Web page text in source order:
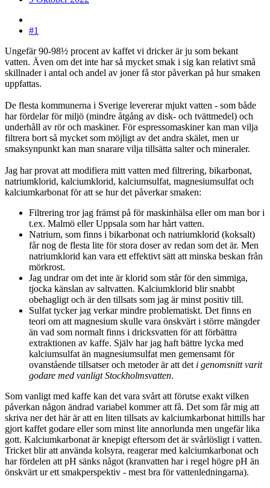
#1
Ungefär 90-98½ procent av kaffet vi dricker är ju som bekant
vatten. Även om det inte har så mycket smak i sig kan relativt små
skillnader i antal och andel av joner få stor påverkan på hur smaken
uppfattas.
De flesta kommunerna i Sverige levererar mjukt vatten - som både
har fördelar för miljö (mindre åtgång av disk- och tvättmedel) och
underhåll av rör och maskiner. För espressomaskiner kan man vilja
filtrera bort så mycket som möjligt av det andra skälet, men ur
smaksynpunkt kan man snarare vilja tillsätta salter och mineraler.
Jag har provat att modifiera mitt vatten med filtrering, bikarbonat,
natriumklorid, kalciumklorid, kalciumsulfat, magnesiumsulfat och
kalciumkarbonat för att se hur det påverkar smaken:
Filtrering tror jag främst på för maskinhälsa eller om man bor i
t.ex. Malmö eller Uppsala som har hårt vatten.
Natrium, som finns i bikarbonat och natriumklorid (koksalt)
får nog de flesta lite för stora doser av redan som det är. Men
natriumklorid kan vara ett effektivt sätt att minska beskan från
mörkrost.
Jag undrar om det inte är klorid som står för den simmiga,
tjocka känslan av saltvatten. Kalciumklorid blir snabbt
obehagligt och är den tillsats som jag är minst positiv till.
Sulfat tycker jag verkar mindre problematiskt. Det finns en
teori om att magnesium skulle vara önskvärt i större mängder
än vad som normalt finns i dricksvatten för att förbättra
extraktionen av kaffe. Själv har jag haft bättre lycka med
kalciumsulfat än magnesiumsulfat men gemensamt för
ovanstående tillsatser och metoder är att det i genomsnitt varit
godare med vanligt Stockholmsvatten.
Som vanligt med kaffe kan det vara svårt att förutse exakt vilken
påverkan någon ändrad variabel kommer att få. Det som får mig att
skriva ner det här är att en liten tillsats av kalciumkarbonat hittills har
gjort kaffet godare eller som minst lite annorlunda men ungefär lika
gott. Kalciumkarbonat är knepigt eftersom det är svårlösligt i vatten.
Tricket blir att använda kolsyra, reagerar med kalciumkarbonat och
har fördelen att pH sänks något (kranvatten har i regel högre pH än
önskvärt ur ett smakperspektiv - mest bra för vattenledningarna).